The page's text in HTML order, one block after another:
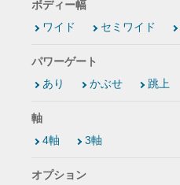
ボディー幅
ワイド
セミワイド
パワーゲート
あり
かぶせ 跳上
軸
4軸
3軸
オプション